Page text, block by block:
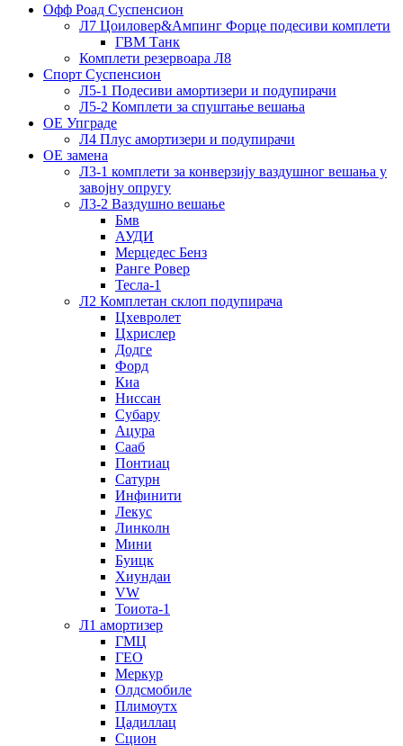
Офф Роад Суспенсион
Л7 Цоиловер&Ампинг Форце подесиви комплети
ГВМ Танк
Комплети резервоара Л8
Спорт Суспенсион
Л5-1 Подесиви амортизери и подупирачи
Л5-2 Комплети за спуштање вешања
ОЕ Упграде
Л4 Плус амортизери и подупирачи
ОЕ замена
Л3-1 комплети за конверзију ваздушног вешања у
завојну опругу
Л3-2 Ваздушно вешање
Бмв
АУДИ
Мерцедес Бенз
Ранге Ровер
Тесла-1
Л2 Комплетан склоп подупирача
Цхевролет
Цхрислер
Додге
Форд
Киа
Ниссан
Субару
Ацура
Сааб
Понтиац
Сатурн
Инфинити
Лекус
Линколн
Мини
Буицк
Хиундаи
VW
Тоиота-1
Л1 амортизер
ГМЦ
ГЕО
Меркур
Олдсмобиле
Плимоутх
Цадиллац
Сцион